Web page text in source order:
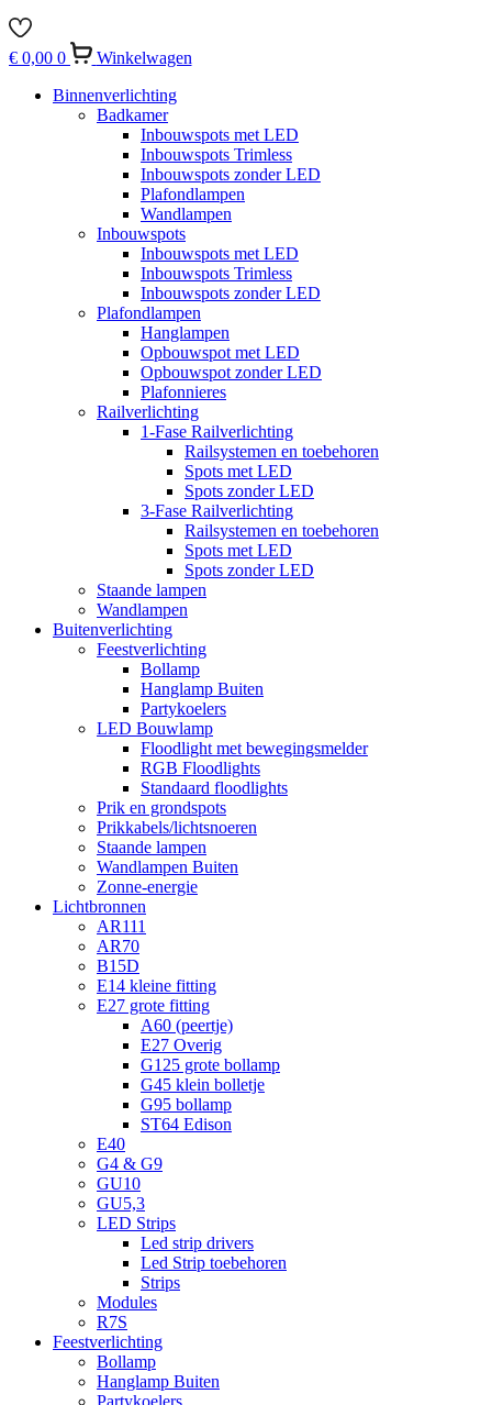
€ 0,00 0
Winkelwagen
Binnenverlichting
Badkamer
Inbouwspots met LED
Inbouwspots Trimless
Inbouwspots zonder LED
Plafondlampen
Wandlampen
Inbouwspots
Inbouwspots met LED
Inbouwspots Trimless
Inbouwspots zonder LED
Plafondlampen
Hanglampen
Opbouwspot met LED
Opbouwspot zonder LED
Plafonnieres
Railverlichting
1-Fase Railverlichting
Railsystemen en toebehoren
Spots met LED
Spots zonder LED
3-Fase Railverlichting
Railsystemen en toebehoren
Spots met LED
Spots zonder LED
Staande lampen
Wandlampen
Buitenverlichting
Feestverlichting
Bollamp
Hanglamp Buiten
Partykoelers
LED Bouwlamp
Floodlight met bewegingsmelder
RGB Floodlights
Standaard floodlights
Prik en grondspots
Prikkabels/lichtsnoeren
Staande lampen
Wandlampen Buiten
Zonne-energie
Lichtbronnen
AR111
AR70
B15D
E14 kleine fitting
E27 grote fitting
A60 (peertje)
E27 Overig
G125 grote bollamp
G45 klein bolletje
G95 bollamp
ST64 Edison
E40
G4 & G9
GU10
GU5,3
LED Strips
Led strip drivers
Led Strip toebehoren
Strips
Modules
R7S
Feestverlichting
Bollamp
Hanglamp Buiten
Partykoelers